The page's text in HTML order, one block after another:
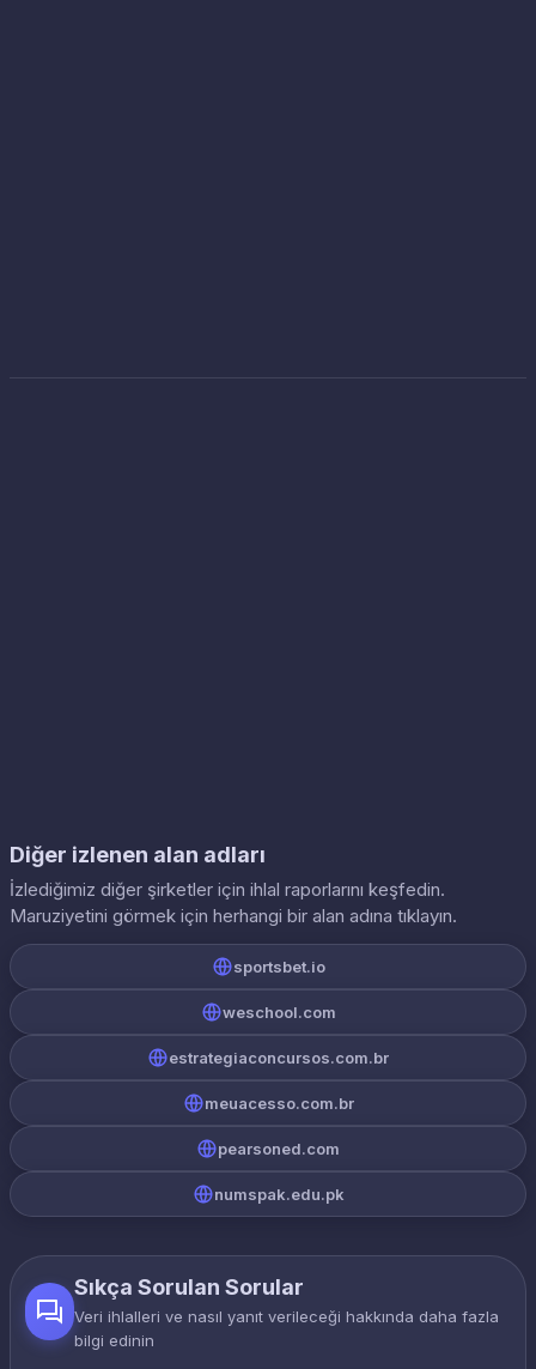
Diğer izlenen alan adları
İzlediğimiz diğer şirketler için ihlal raporlarını keşfedin.
Maruziyetini görmek için herhangi bir alan adına tıklayın.
sportsbet.io
weschool.com
estrategiaconcursos.com.br
meuacesso.com.br
pearsoned.com
numspak.edu.pk
Sıkça Sorulan Sorular
Veri ihlalleri ve nasıl yanıt verileceği hakkında daha fazla
bilgi edinin